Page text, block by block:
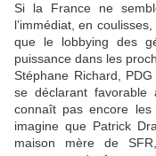
Si la France ne
l’immédiat, en
que le lobbying des
puissance dans les
Stéphane Richard,
se déclarant
connaît pas encore
imagine que Patrick
maison mère de